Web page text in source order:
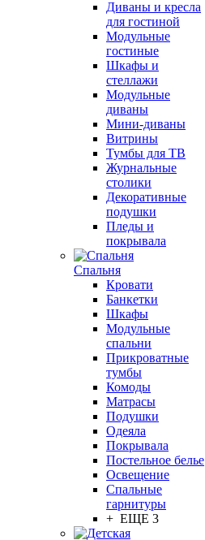
Диваны и кресла
для гостиной
Модульные
гостиные
Шкафы и
стеллажи
Модульные
диваны
Мини-диваны
Витрины
Тумбы для ТВ
Журнальные
столики
Декоративные
подушки
Пледы и
покрывала
Спальня
Кровати
Банкетки
Шкафы
Модульные
спальни
Прикроватные
тумбы
Комоды
Матрасы
Подушки
Одеяла
Покрывала
Постельное белье
Освещение
Спальные
гарнитуры
+ ЕЩЕ 3